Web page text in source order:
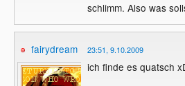
schlimm. Also was
fairydream 23:51, 9.10.2009
ich finde es quatsch